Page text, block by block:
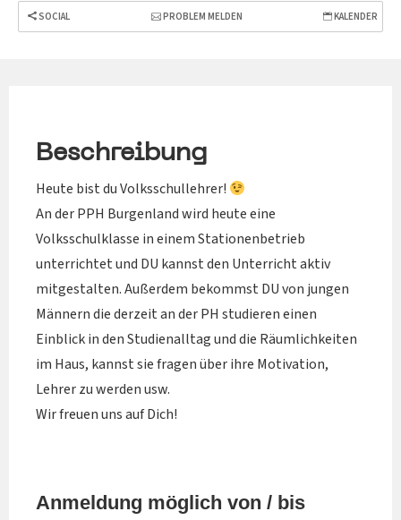
SOCIAL PROBLEM MELDEN KALENDER
Beschreibung
Heute bist du Volksschullehrer!
An der PPH Burgenland wird heute eine
Volksschulklasse in einem Stationenbetrieb
unterrichtet und DU kannst den Unterricht aktiv
mitgestalten. Außerdem bekommst DU von jungen
Männern die derzeit an der PH studieren einen
Einblick in den Studienalltag und die Räumlichkeiten
im Haus, kannst sie fragen über ihre Motivation,
Lehrer zu werden usw.
Wir freuen uns auf Dich!
Anmeldung möglich von / bis